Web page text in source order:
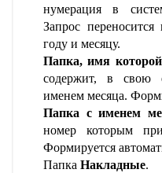
нумерация в
Запрос
году и месяцу.
Папка, имя которой
содержит, в свою
именем месяца.
Папка с именем
номер которым
Формируется
Папка Накладные.